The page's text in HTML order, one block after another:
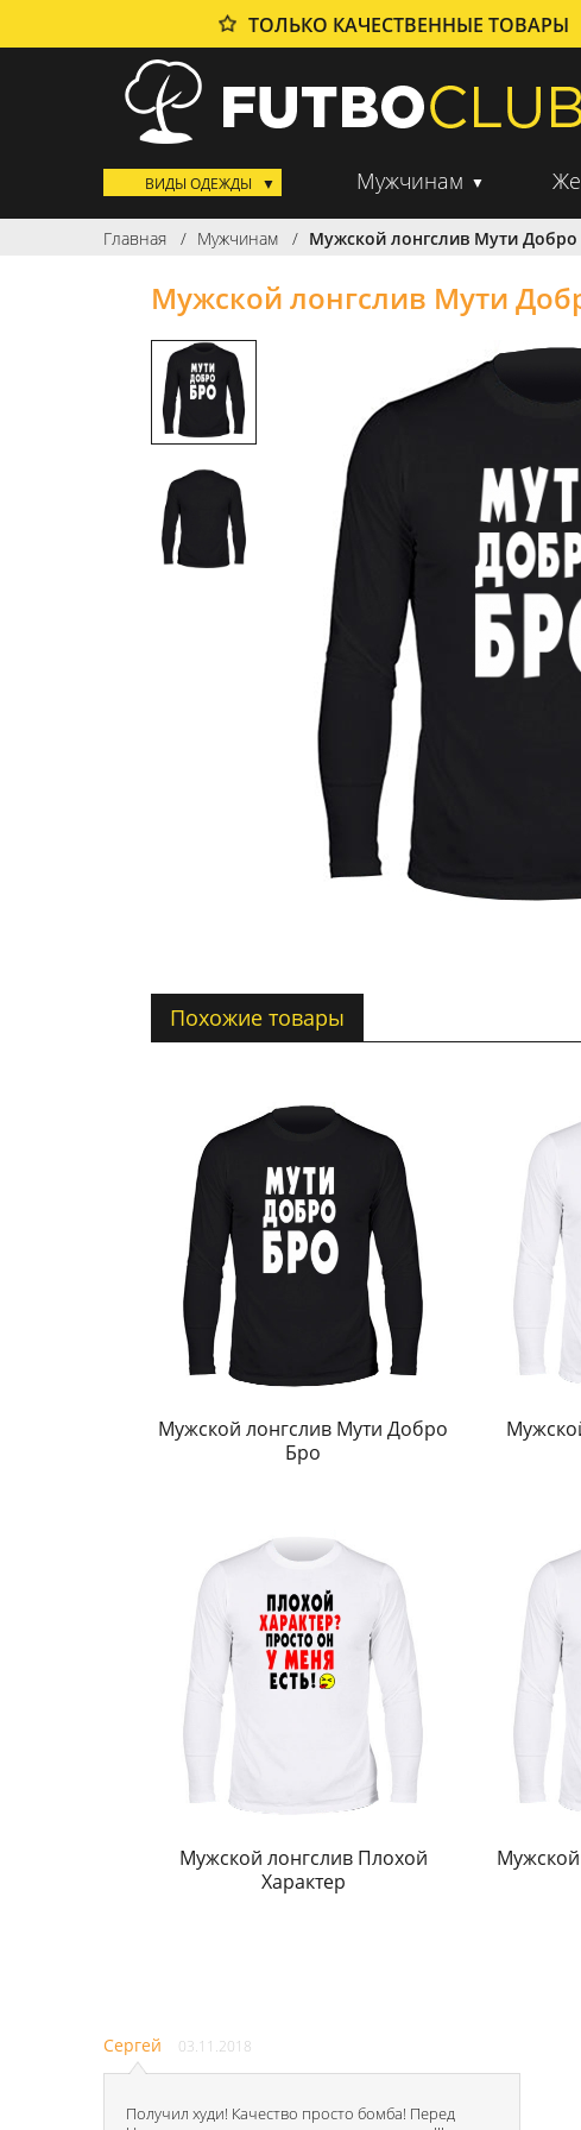
ТОЛЬКО КАЧЕСТВЕННЫЕ ТОВАРЫ
ВИДЫ ОДЕЖДЫ Мужчинам
Главная Мужчинам Мужской лонгслив Мути Добро
Мужской лонгслив Мути
Похожие товары
Мужской лонгслив Мути Добро
Бро
Мужской лонгслив Плохой
Характер
Сергей 03.11.2018
Получил худи! Качество просто бомба! Перед